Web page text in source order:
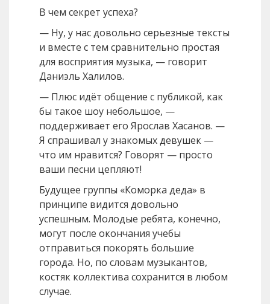
В чем секрет успеха?
— Ну, у нас довольно серьезные тексты
и вместе с тем сравнительно простая
для восприятия музыка, — говорит
Даниэль Халилов.
— Плюс идёт общение с публикой, как
бы такое шоу небольшое, —
поддерживает его Ярослав Хасанов. —
Я спрашивал у знакомых девушек —
что им нравится? Говорят — просто
ваши песни цепляют!
Будущее группы «Коморка деда» в
принципе видится довольно
успешным. Молодые ребята, конечно,
могут после окончания учебы
отправиться покорять большие
города. Но, по словам музыкантов,
костяк коллектива сохранится в любом
случае.